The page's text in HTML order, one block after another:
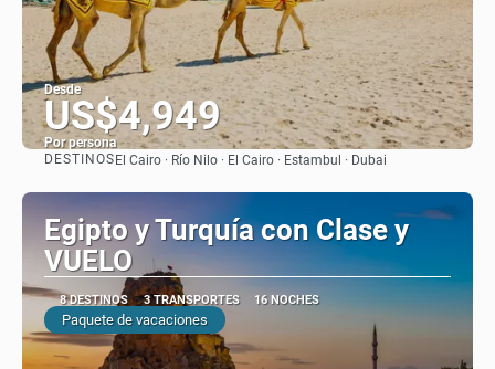
Desde
US$4,949
Por persona
DESTINOSEl Cairo · Río Nilo · El Cairo · Estambul · Dubai
Egipto y Turquía con Clase y
VUELO
8 DESTINOS 3 TRANSPORTES 16 NOCHES
Paquete de vacaciones